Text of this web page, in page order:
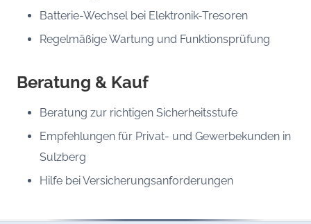
Batterie-Wechsel bei Elektronik-Tresoren
Regelmäßige Wartung und Funktionsprüfung
Beratung & Kauf
Beratung zur richtigen Sicherheitsstufe
Empfehlungen für Privat- und Gewerbekunden in
Sulzberg
Hilfe bei Versicherungsanforderungen